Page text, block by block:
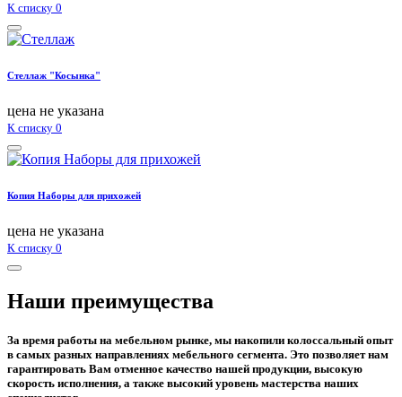
К списку 0
Стеллаж "Косынка"
цена не указана
К списку 0
Копия Наборы для прихожей
цена не указана
К списку 0
Наши преимущества
За время работы на мебельном рынке, мы накопили колоссальный опыт
в самых разных направлениях мебельного сегмента. Это позволяет нам
гарантировать Вам отменное качество нашей продукции, высокую
скорость исполнения, а также высокий уровень мастерства наших